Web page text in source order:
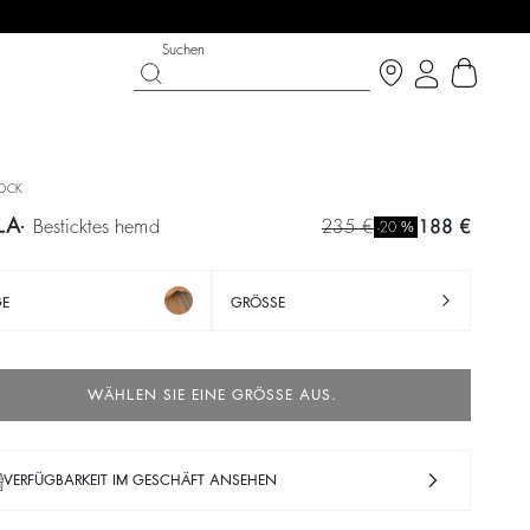
Entdecken
Entdecken
Suchen
besticktes hemd 235 € -20 % 188 €
GRÖSSE
WÄHLEN SIE EINE GRÖSSE AUS.
VERFÜGBARKEIT IM GESCHÄFT ANSEHEN